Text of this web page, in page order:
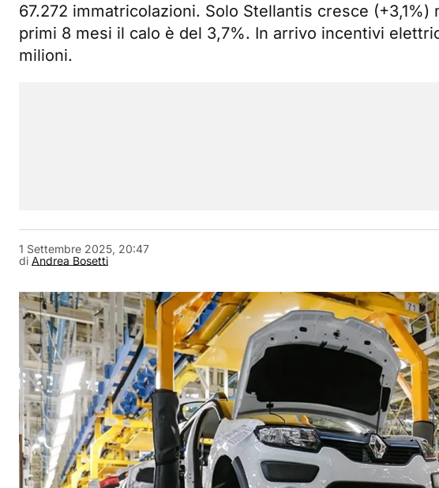
67.272 immatricolazioni. Solo Stellantis cresce (+3,1%)
primi 8 mesi il calo è del 3,7%. In arrivo incentivi
milioni.
di Andrea Bosetti
1 Settembre 2025, 20:47